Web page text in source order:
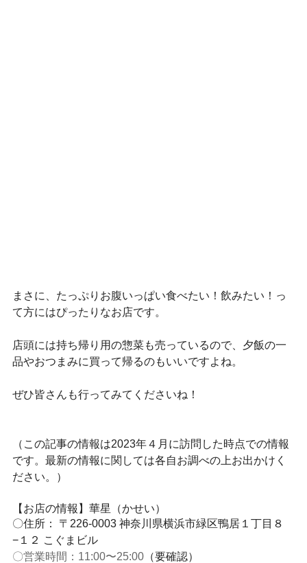
まさに、たっぷりお腹いっぱい食べたい！飲みたい！っ
て方にはぴったりなお店です。
店頭には持ち帰り用の惣菜も売っているので、夕飯の一
品やおつまみに買って帰るのもいいですよね。
ぜひ皆さんも行ってみてくださいね！
（この記事の情報は2023年４月に訪問した時点での情報
です。最新の情報に関しては各自お調べの上お出かけく
ださい。）
【お店の情報】華星（かせい）
〇住所： 〒226-0003 神奈川県横浜市緑区鴨居１丁目８
−１２ こぐまビル
〇営業時間：11:00〜25:00 （要確認）